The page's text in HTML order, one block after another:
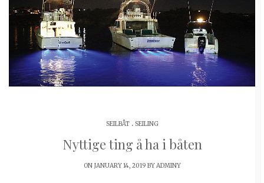
SEILBÅT. SEILING
Nyttige ting å ha i båten
ON JANUARY 14, 2019 BYADMINY